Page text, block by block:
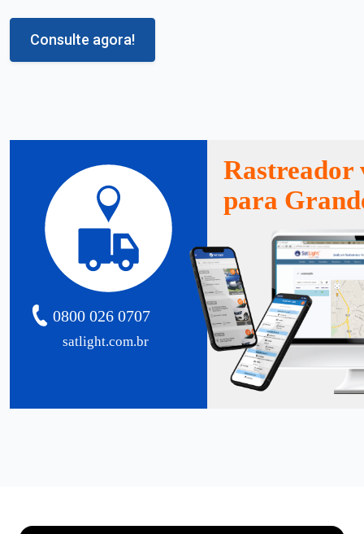
Consulte agora!
satlight.com.br
0800 026 0707
Rastreador
para